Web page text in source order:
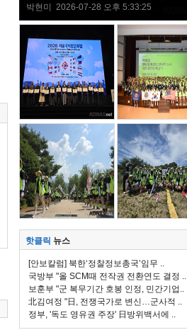
박현미 2026-07-28 오후 5:33:25
핫클릭 뉴스
[안보칼럼] 북한‘정찰정보총국’임무 ..
국방부 "올 SCM때 전작권 전환연도 결정 ..
보훈부 "군 복무기간 호봉 인정, 민간기업..
北김여정 "日, 전쟁국가로 변신…군사적 ..
정부, '독도 영유권 주장' 日방위백서에 ..